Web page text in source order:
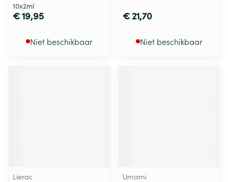
10x2ml
€ 19,95
Niet beschikbaar
€ 21,70
Niet beschikbaar
Lierac
Umami